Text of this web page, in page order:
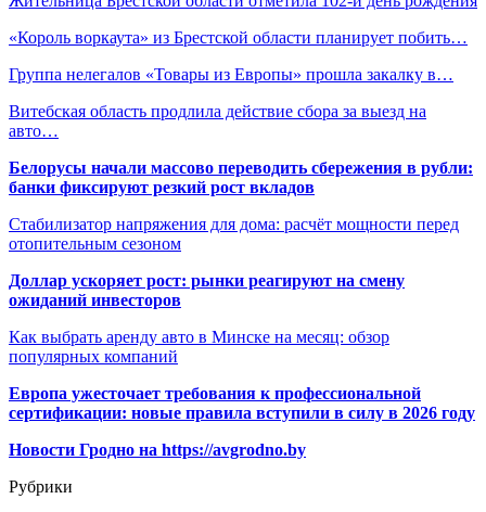
«Король воркаута» из Брестской области планирует побить…
Группа нелегалов «Товары из Европы» прошла закалку в…
Витебская область продлила действие сбора за выезд на
авто…
Белорусы начали массово переводить сбережения в рубли:
банки фиксируют резкий рост вкладов
Стабилизатор напряжения для дома: расчёт мощности перед
отопительным сезоном
Доллар ускоряет рост: рынки реагируют на смену
ожиданий инвесторов
Как выбрать аренду авто в Минске на месяц: обзор
популярных компаний
Европа ужесточает требования к профессиональной
сертификации: новые правила вступили в силу в 2026 году
Новости Гродно на https://avgrodno.by
Рубрики